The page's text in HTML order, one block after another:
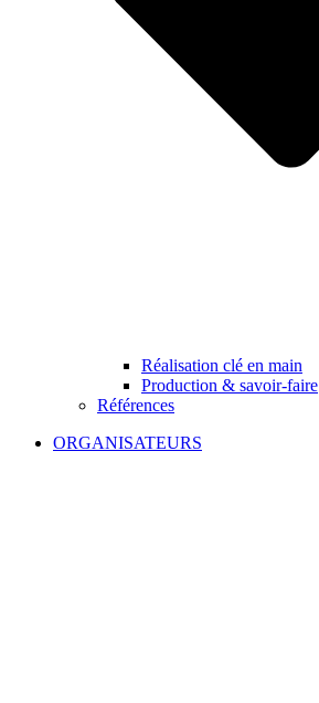
Réalisation clé en main
Production & savoir-faire
Références
ORGANISATEURS